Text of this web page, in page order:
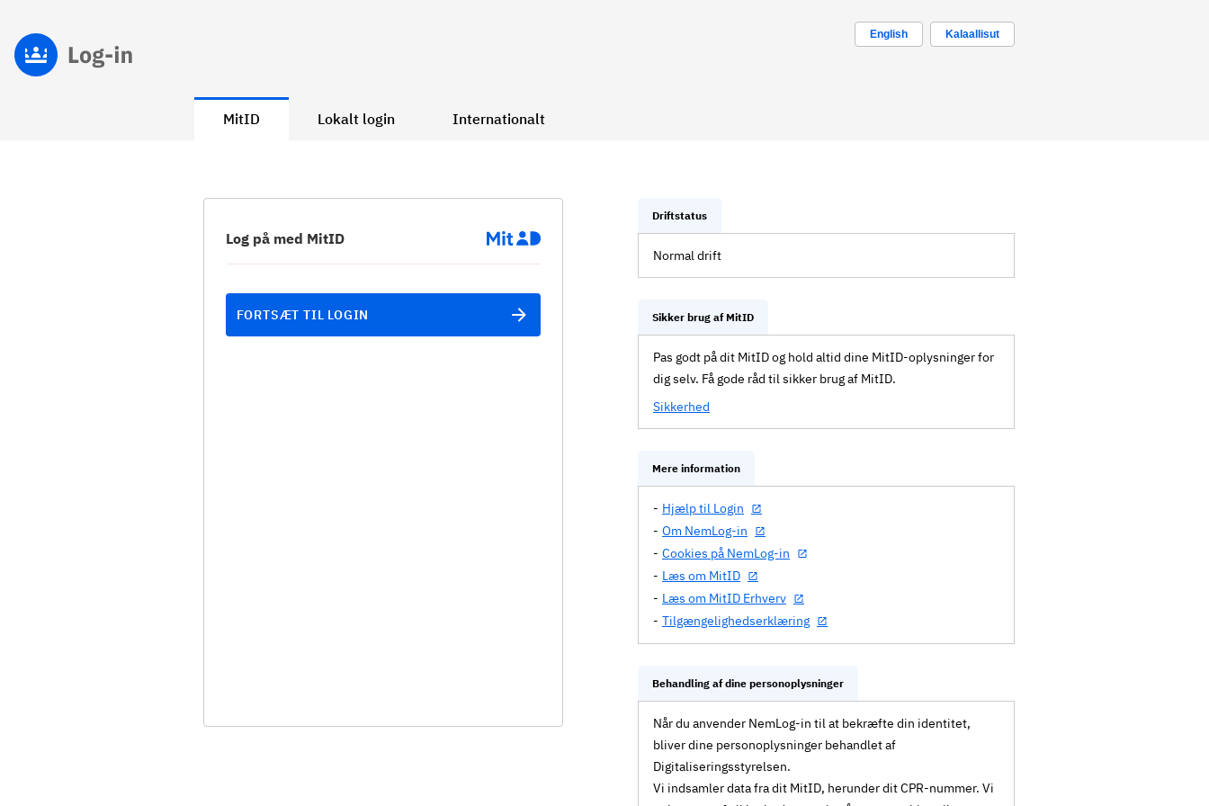
English Kalaallisut
MitID Lokalt login Internationalt
Log på med MitID
FORTSÆT TIL LOGIN
Driftstatus
Normal drift
Sikker brug af MitID
Pas godt på dit MitID og hold altid dine MitID-oplysninger for
dig selv. Få gode råd til sikker brug af MitID.
Sikkerhed
Mere information
Hjælp til Login
Om NemLog-in
Cookies på NemLog-in
Læs om MitID
Læs om MitID Erhverv
Tilgængelighedserklæring
Behandling af dine personoplysninger
Når du anvender NemLog-in til at bekræfte din identitet,
bliver dine personoplysninger behandlet af
Digitaliseringsstyrelsen.
Vi indsamler data fra dit MitID, herunder dit CPR-nummer. Vi